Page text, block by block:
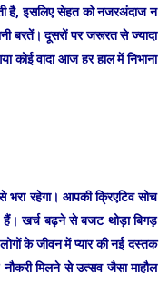
है, इसलिए सेहत को नजरअंदाज न
बरतें। दूसरों पर जरूरत से ज्यादा
कोई वादा आज हर हाल में निभाना
रहेगा। आपकी क्रिएटिव सोच
हैं। खर्च बढ़ने से बजट थोड़ा बिगड़
के जीवन में प्यार की नई दस्तक
मिलने से उत्सव जैसा माहौल